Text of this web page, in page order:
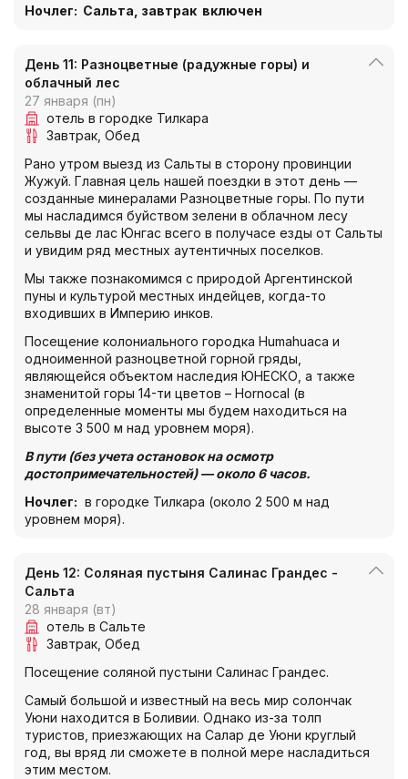
Ночлег: Сальта, завтрак включен
День 11: Разноцветные (радужные горы) и
облачный лес
27 января (пн)
отель в городке Тилкара
Завтрак Обед
Рано утром выезд из Сальты в сторону провинции
Жужуй. Главная цель нашей поездки в этот день —
созданные минералами Разноцветные горы. По пути
мы насладимся буйством зелени в облачном лесу
сельвы де лас Юнгас всего в получасе езды от Сальты
и увидим ряд местных аутентичных поселков.
Мы также познакомимся с природой Аргентинской
пуны и культурой местных индейцев, когда-то
входивших в Империю инков.
Посещение колониального городка Humahuaca и
одноименной разноцветной горной гряды,
являющейся объектом наследия ЮНЕСКО, а также
знаменитой горы 14-ти цветов – Hornocal (в
определенные моменты мы будем находиться на
высоте 3 500 м над уровнем моря).
В пути (без учета остановок на осмотр
достопримечательностей) — около 6 часов.
Ночлег: в городке Тилкара (около 2 500 м над
уровнем моря).
День 12: Соляная пустыня Салинас Грандес -
Сальта
28 января (вт)
отель в Сальте
Завтрак Обед
Посещение соляной пустыни Салинас Грандес.
Самый большой и известный на весь мир солончак
Уюни находится в Боливии. Однако из-за толп
туристов, приезжающих на Салар де Уюни круглый
год, вы вряд ли сможете в полной мере насладиться
этим местом.